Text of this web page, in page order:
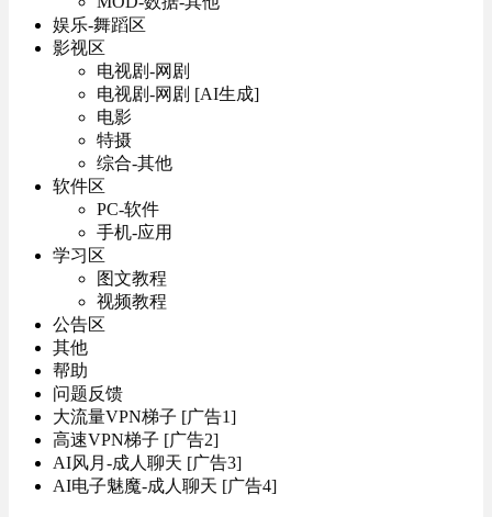
娱乐-舞蹈区
影视区
电视剧-网剧
电视剧-网剧 [AI生成]
电影
特摄
综合-其他
软件区
PC-软件
手机-应用
学习区
图文教程
视频教程
公告区
其他
帮助
问题反馈
大流量VPN梯子 [广告1]
高速VPN梯子 [广告2]
AI风月-成人聊天 [广告3]
AI电子魅魔-成人聊天 [广告4]